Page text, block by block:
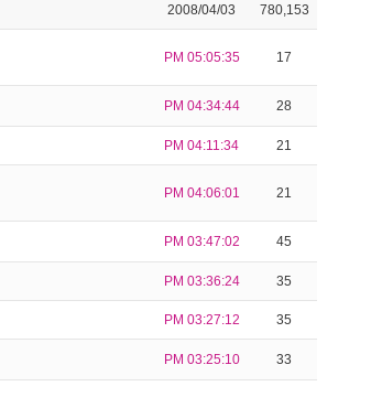
2008/04/03 780,153
PM 05:05:35 17
PM 04:34:44 28
PM 04:11:34 21
PM 04:06:01 21
PM 03:47:02 45
PM 03:36:24 35
PM 03:27:12 35
PM 03:25:10 33